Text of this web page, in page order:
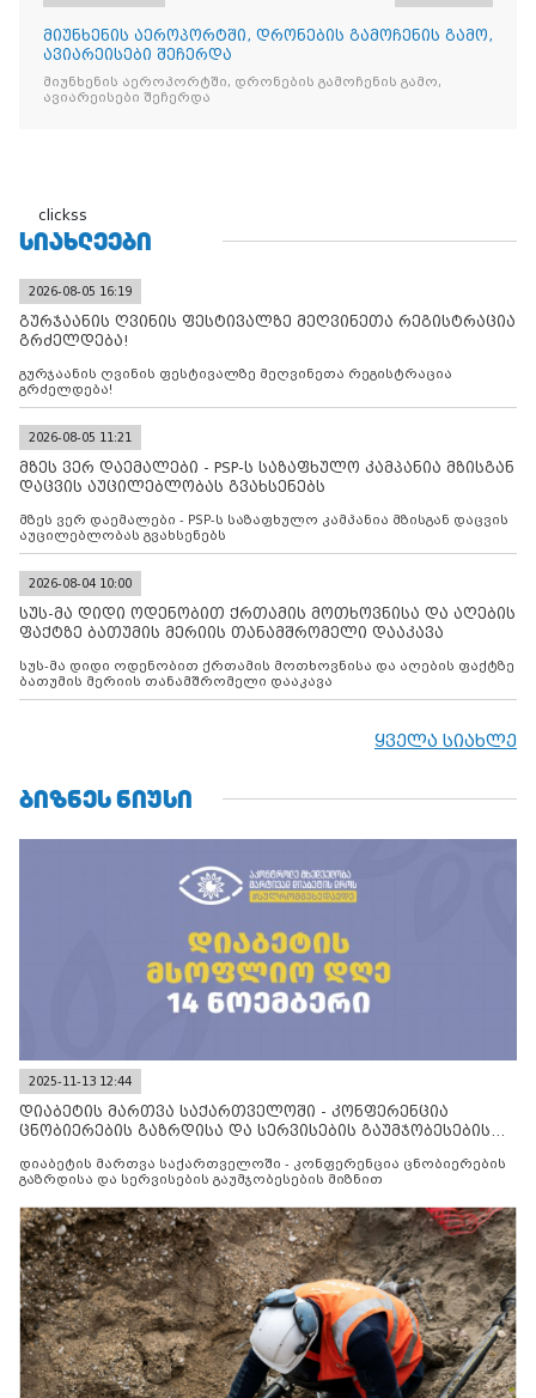
მიუნხენის აეროპორტში, დრონების გამოჩენის გამო,
ავიარეისები შეჩერდა
მიუნხენის აეროპორტში, დრონების გამოჩენის გამო,
ავიარეისები შეჩერდა
clickss
ᲡᲘᲐᲮᲚᲔᲔᲑᲘ
2026-08-05 16:19
გურჯაანის ღვინის ფესტივალზე მეღვინეთა რეგისტრაცია
გრძელდება!
გურჯაანის ღვინის ფესტივალზე მეღვინეთა რეგისტრაცია
გრძელდება!
2026-08-05 11:21
მზეს ვერ დაემალები - PSP-ს საზაფხულო კამპანია მზისგან
დაცვის აუცილებლობას გვახსენებს
მზეს ვერ დაემალები - PSP-ს საზაფხულო კამპანია მზისგან დაცვის
აუცილებლობას გვახსენებს
2026-08-04 10:00
სუს-მა დიდი ოდენობით ქრთამის მოთხოვნისა და აღების
ფაქტზე ბათუმის მერიის თანამშრომელი დააკავა
სუს-მა დიდი ოდენობით ქრთამის მოთხოვნისა და აღების ფაქტზე
ბათუმის მერიის თანამშრომელი დააკავა
ყველა სიახლე
ᲑᲘᲖᲜᲔᲡ ᲜᲘᲣᲡᲘ
2025-11-13 12:44
დიაბეტის მართვა საქართველოში - კონფერენცია
ცნობიერების გაზრდისა და სერვისების გაუმჯობესების
დიაბეტის მართვა საქართველოში - კონფერენცია ცნობიერების
გაზრდისა და სერვისების გაუმჯობესების მიზნით